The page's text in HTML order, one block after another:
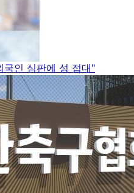
국인 심판에 성 접대"